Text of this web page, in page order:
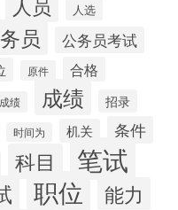
人选
员 公务员考试
原件 合格
绩 成绩 招录
时间为 机关 条件
科目 笔试
职位 能力